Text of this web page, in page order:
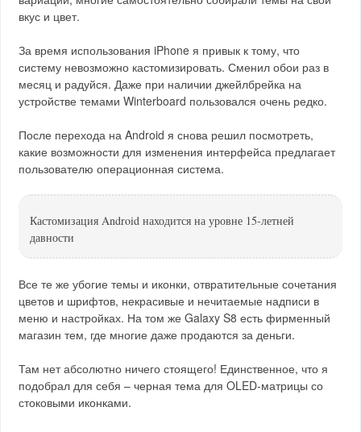
вкус и цвет.
За время использования iPhone я привык к тому, что
систему невозможно кастомизировать. Сменил обои раз в
месяц и радуйся. Даже при наличии джейлбрейка на
устройстве темами Winterboard пользовался очень редко.
После перехода на Android я снова решил посмотреть,
какие возможности для изменения интерфейса предлагает
пользователю операционная система.
Кастомизация Android находится на уровне 15-летней
давности
Все те же убогие темы и иконки, отвратительные сочетания
цветов и шрифтов, некрасивые и нечитаемые надписи в
меню и настройках. На том же Galaxy S8 есть фирменный
магазин тем, где многие даже продаются за деньги.
Там нет абсолютно ничего стоящего! Единственное, что я
подобрал для себя – черная тема для OLED-матрицы со
стоковыми иконками.